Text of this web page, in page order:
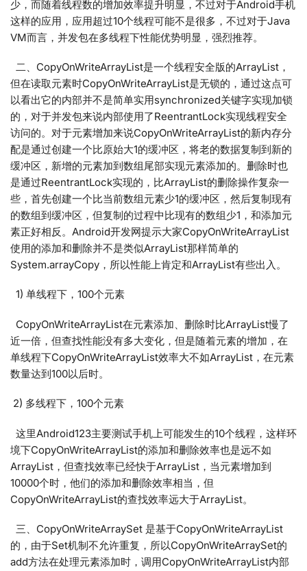
少，而随着线程数的增加效率提升明显，不过对于Android手机
这样的应用，应用超过10个线程可能不是很多，不过对于Java
VM而言，并发包在多线程下性能优势明显，强烈推荐。
二、CopyOnWriteArrayList是一个线程安全版的ArrayList，
但在读取元素时CopyOnWriteArrayList是无锁的，通过这点可
以看出它的内部并不是简单实用synchronized关键字实现加锁
的，对于并发包来说内部使用了ReentrantLock实现线程安全
访问的。对于元素增加来说CopyOnWriteArrayList的新内存分
配是通过创建一个比原始大1的缓冲区，将老的数据复制到新的
缓冲区，新增的元素加到数组尾部实现元素添加的。删除时也
是通过ReentrantLock实现的，比ArrayList的删除操作复杂一
些，首先创建一个比当前数组元素少1的缓冲区，然后复制现有
的数组到缓冲区，但复制的过程中比现有的数组少1，和添加元
素正好相反。Android开发网提示大家CopyOnWriteArrayList
使用的添加和删除并不是类似ArrayList那样简单的
System.arrayCopy，所以性能上肯定和ArrayList有些出入。
1) 单线程下，100个元素
CopyOnWriteArrayList在元素添加、删除时比ArrayList慢了
近一倍，但查找性能没有多大变化，但是随着元素的增加，在
单线程下CopyOnWriteArrayList效率大不如ArrayList，在元素
数量达到100以后时。
2) 多线程下，100个元素
这里Android123主要测试手机上可能发生的10个线程，这样环
境下CopyOnWriteArrayList的添加和删除效率也是远不如
ArrayList，但查找效率已经快于ArrayList，当元素增加到
10000个时，他们的添加和删除效率相当，但
CopyOnWriteArrayList的查找效率远大于ArrayList。
三、CopyOnWriteArraySet 是基于CopyOnWriteArrayList
的，由于Set机制不允许重复，所以CopyOnWriteArraySet的
add方法在处理元素添加时，调用CopyOnWriteArrayList内部